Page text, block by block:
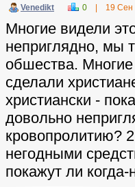
Venedikt 0 19 Сен
Многие видели
неприглядно, мы
обшества.
сделали
христиански -
довольно
кровопролитию?
негодными
покажут ли